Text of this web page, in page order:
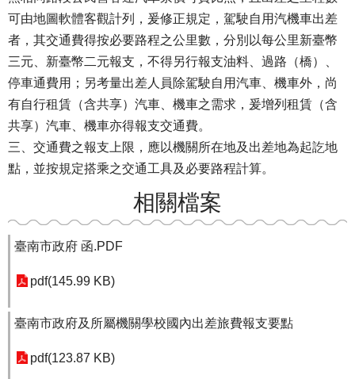
可由地圖軟體客觀計列，爰修正規定，駕駛自用汽機車出差
者，其交通費得按必要路程之公里數，分別以每公里新臺幣
三元、新臺幣二元報支，不得另行報支油料、過路（橋）、
停車通費用；另考量出差人員除駕駛自用汽車、機車外，尚
有自行租賃（含共享）汽車、機車之需求，爰增列租賃（含
共享）汽車、機車亦得報支交通費。
三、交通費之報支上限，應以機關所在地及出差地為起訖地
點，並按規定搭乘之交通工具及必要路程計算。
相關檔案
臺南市政府 函.PDF
pdf(145.99 KB)
臺南市政府及所屬機關學校國內出差旅費報支要點
pdf(123.87 KB)